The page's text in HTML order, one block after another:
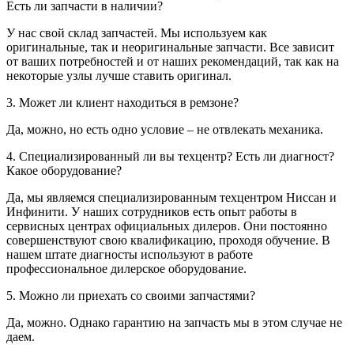
Есть ли запчасти в наличии?
У нас свой склад запчастей. Мы используем как
оригинальные, так и неоригинальные запчасти. Все зависит
от ваших потребностей и от наших рекомендаций, так как на
некоторые узлы лучше ставить оригинал.
3. Может ли клиент находиться в ремзоне?
Да, можно, но есть одно условие – не отвлекать механика.
4. Специализированный ли вы техцентр? Есть ли диагност?
Какое оборудование?
Да, мы являемся специализированным техцентром Ниссан и
Инфинити. У наших сотрудников есть опыт работы в
сервисных центрах официальных дилеров. Они постоянно
совершенствуют свою квалификацию, проходя обучение. В
нашем штате диагносты используют в работе
профессиональное дилерское оборудование.
5. Можно ли приехать со своими запчастями?
Да, можно. Однако гарантию на запчасть мы в этом случае не
даем.